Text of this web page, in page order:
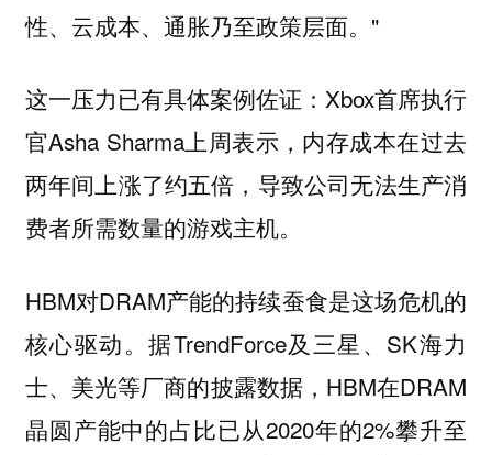
性、云成本、通胀乃至政策层面。"
这一压力已有具体案例佐证：Xbox首席执行
官Asha Sharma上周表示，内存成本在过去
两年间上涨了约五倍，导致公司无法生产消
费者所需数量的游戏主机。
HBM对DRAM产能的持续蚕食是这场危机的
核心驱动。据TrendForce及三星、SK海力
士、美光等厂商的披露数据，HBM在DRAM
晶圆产能中的占比已从2020年的2%攀升至